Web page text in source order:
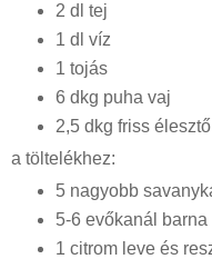
2 dl tej
1 dl víz
1 tojás
6 dkg puha vaj
2,5 dkg friss élesztő
a töltelékhez:
5 nagyobb
5-6 evőkanál
1 citrom leve és